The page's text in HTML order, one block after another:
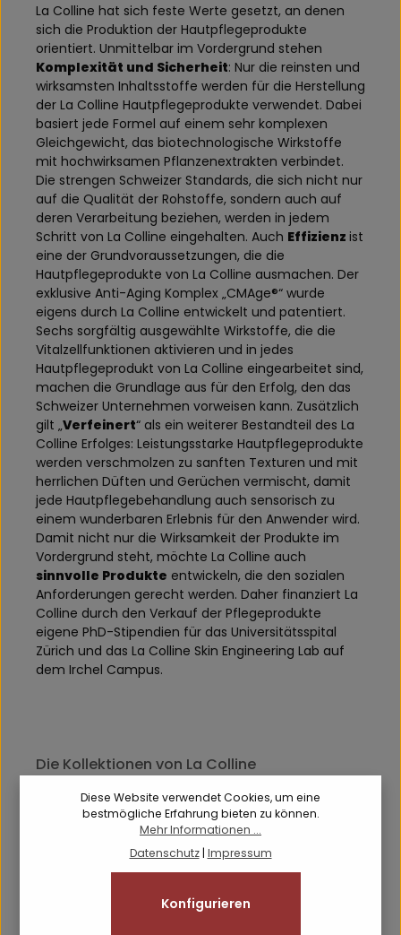
La Colline hat sich feste Werte gesetzt, an denen
sich die Produktion der Hautpflegeprodukte
orientiert. Unmittelbar im Vordergrund stehen
Komplexität und Sicherheit: Nur die reinsten und
wirksamsten Inhaltsstoffe werden für die Herstellung
der La Colline Hautpflegeprodukte verwendet. Dabei
basiert jede Formel auf einem sehr komplexen
Gleichgewicht, das biotechnologische Wirkstoffe
mit hochwirksamen Pflanzenextrakten verbindet.
Die strengen Schweizer Standards, die sich nicht nur
auf die Qualität der Rohstoffe, sondern auch auf
deren Verarbeitung beziehen, werden in jedem
Schritt von La Colline eingehalten. Auch Effizienz ist
eine der Grundvoraussetzungen, die die
Hautpflegeprodukte von La Colline ausmachen. Der
exklusive Anti-Aging Komplex „CMAge®“ wurde
eigens durch La Colline entwickelt und patentiert.
Sechs sorgfältig ausgewählte Wirkstoffe, die die
Vitalzellfunktionen aktivieren und in jedes
Hautpflegeprodukt von La Colline eingearbeitet sind,
machen die Grundlage aus für den Erfolg, den das
Schweizer Unternehmen vorweisen kann. Zusätzlich
gilt „Verfeinert“ als ein weiterer Bestandteil des La
Colline Erfolges: Leistungsstarke Hautpflegeprodukte
werden verschmolzen zu sanften Texturen und mit
herrlichen Düften und Gerüchen vermischt, damit
jede Hautpflegebehandlung auch sensorisch zu
einem wunderbaren Erlebnis für den Anwender wird.
Damit nicht nur die Wirksamkeit der Produkte im
Vordergrund steht, möchte La Colline auch
sinnvolle Produkte entwickeln, die den sozialen
Anforderungen gerecht werden. Daher finanziert La
Colline durch den Verkauf der Pflegeprodukte
eigene PhD-Stipendien für das Universitätsspital
Zürich und das La Colline Skin Engineering Lab auf
dem Irchel Campus.
Die Kollektionen von La Colline
Die Vielfalt hinter La Colline basiert auf
unterschiedlichsten Kollektionen, die den
Anforderungen der Haut gerecht
sollen. So erfüllt jede der Hautpflege
Kollektionen von La Colline ein bestimmtes Ziel –
Zusammensetzung, eineunwiderstehliche
Diese Website verwendet Cookies, um eine
bestmögliche Erfahrung bieten zu können.
Mehr Informationen ...
Datenschutz| Impressum
Konfigurieren